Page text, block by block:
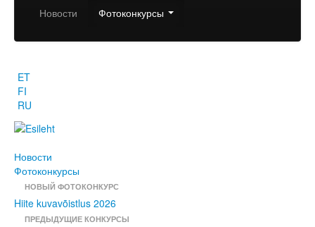
Новости
Фотоконкурсы
ET
FI
RU
Новости
Фотоконкурсы
НОВЫЙ ФОТОКОНКУРС
Hiite kuvavõistlus 2026
ПРЕДЫДУЩИЕ КОНКУРСЫ